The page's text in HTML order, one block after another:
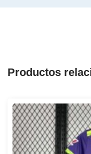
Productos